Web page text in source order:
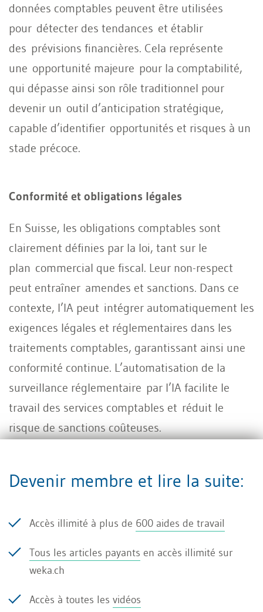
données comptables peuvent être utilisées
pour détecter des tendances et établir
des prévisions financières. Cela représente
une opportunité majeure pour la comptabilité,
qui dépasse ainsi son rôle traditionnel pour
devenir un outil d’anticipation stratégique,
capable d’identifier opportunités et risques à un
stade précoce.
Conformité et obligations légales
En Suisse, les obligations comptables sont
clairement définies par la loi, tant sur le
plan commercial que fiscal. Leur non-respect
peut entraîner amendes et sanctions. Dans ce
contexte, l’IA peut intégrer automatiquement les
exigences légales et réglementaires dans les
traitements comptables, garantissant ainsi une
conformité continue. L’automatisation de la
surveillance réglementaire par l’IA facilite le
travail des services comptables et réduit le
risque de sanctions coûteuses.
Potentiels d’utilisation et cas
l’intelligence artificielle et
comptabilité
Devenir membre et lire la suite:
Accès illimité à plus de 600 aides de travail
Tous les articles payants en accès illimité sur
weka.ch
Accès à toutes les vidéos